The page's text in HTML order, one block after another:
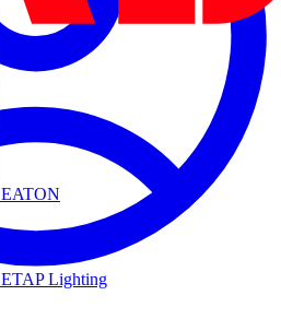
CIRCUTOR
EATON
ETAP Lighting